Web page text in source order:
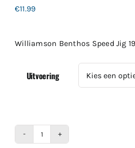
€11.99
Williamson Benthos Speed Jig
Uitvoering
Williamson